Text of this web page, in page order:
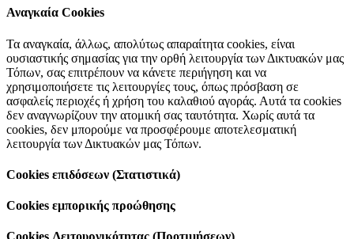
Αναγκαία Cookies
Τα αναγκαία, άλλως, απολύτως απαραίτητα cookies, είναι
ουσιαστικής σημασίας για την ορθή λειτουργία των Δικτυακών μας
Τόπων, σας επιτρέπουν να κάνετε περιήγηση και να
χρησιμοποιήσετε τις λειτουργίες τους, όπως πρόσβαση σε
ασφαλείς περιοχές ή χρήση του καλαθιού αγοράς. Αυτά τα cookies
δεν αναγνωρίζουν την ατομική σας ταυτότητα. Χωρίς αυτά τα
cookies, δεν μπορούμε να προσφέρουμε αποτελεσματική
λειτουργία των Δικτυακών μας Τόπων.
Cookies επιδόσεων (Στατιστικά)
Cookies εμπορικής προώθησης